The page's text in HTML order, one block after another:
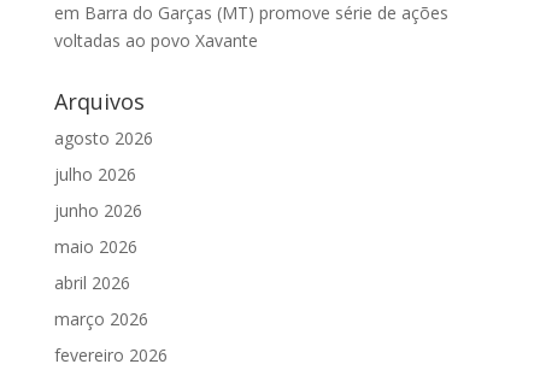
em Barra do Garças (MT) promove série de ações
voltadas ao povo Xavante
Arquivos
agosto 2026
julho 2026
junho 2026
maio 2026
abril 2026
março 2026
fevereiro 2026